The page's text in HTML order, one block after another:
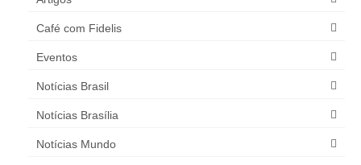
Café com Fidelis
Eventos
Notícias Brasil
Notícias Brasília
Notícias Mundo